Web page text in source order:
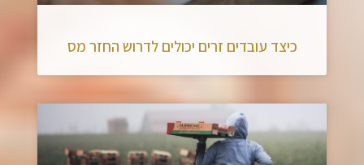
כיצד עובדים זרים יכולים לדרוש החזר מס